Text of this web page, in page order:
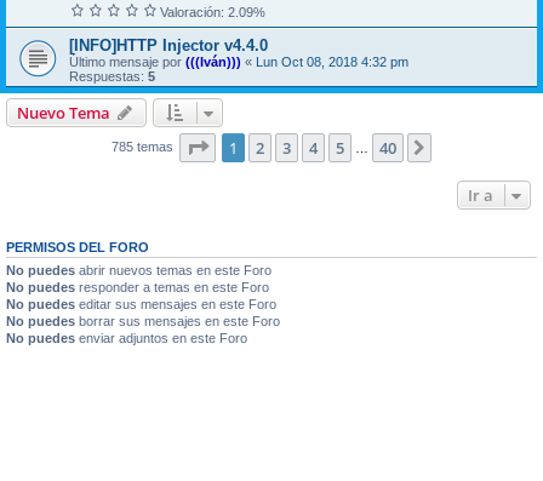
Valoración: 2.09%
[INFO]HTTP Injector v4.4.0
Último mensaje por (((Iván))) «
Lun Oct 08, 2018 4:32 pm
Respuestas: 5
Nuevo Tema
785 temas Página de 40
1 2 3 4 5 40
Ir a
PERMISOS DEL FORO
No puedes abrir nuevos temas en este Foro
No puedes responder a temas en este Foro
No puedes editar sus mensajes en este Foro
No puedes borrar sus mensajes en este Foro
No puedes enviar adjuntos en este Foro